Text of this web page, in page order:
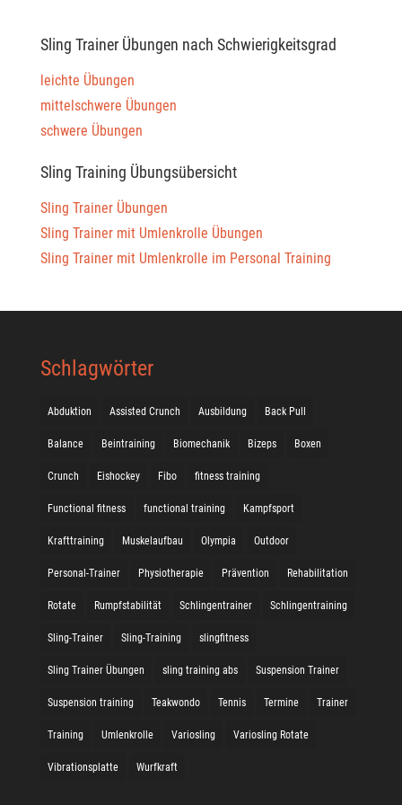
Sling Trainer Übungen nach Schwierigkeitsgrad
leichte Übungen
mittelschwere Übungen
schwere Übungen
Sling Training Übungsübersicht
Sling Trainer Übungen
Sling Trainer mit Umlenkrolle Übungen
Sling Trainer mit Umlenkrolle im Personal Training
Schlagwörter
Abduktion Assisted Crunch Ausbildung Back Pull
Balance Beintraining Biomechanik Bizeps Boxen
Crunch Eishockey Fibo fitness training
Functional fitness functional training Kampfsport
Krafttraining Muskelaufbau Olympia Outdoor
Personal-Trainer Physiotherapie Prävention Rehabilitation
Rotate Rumpfstabilität Schlingentrainer Schlingentraining
Sling-Trainer Sling-Training slingfitness
Sling Trainer Übungen sling training abs Suspension Trainer
Suspension training Teakwondo Tennis Termine Trainer
Training Umlenkrolle Variosling Variosling Rotate
Vibrationsplatte Wurfkraft